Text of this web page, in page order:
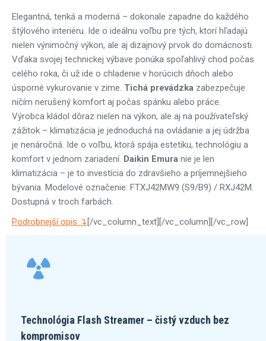
Elegantná, tenká a moderná – dokonale zapadne do každého
štýlového interiéru. Ide o ideálnu voľbu pre tých, ktorí hľadajú
nielen výnimočný výkon, ale aj dizajnový prvok do domácnosti.
Vďaka svojej technickej výbave ponúka spoľahlivý chod počas
celého roka, či už ide o chladenie v horúcich dňoch alebo
úsporné vykurovanie v zime. Tichá prevádzka zabezpečuje
ničím nerušený komfort aj počas spánku alebo práce.
Výrobca kládol dôraz nielen na výkon, ale aj na používateľský
zážitok – klimatizácia je jednoduchá na ovládanie a jej údržba
je nenáročná. Ide o voľbu, ktorá spája estetiku, technológiu a
komfort v jednom zariadení. Daikin Emura nie je len
klimatizácia – je to investícia do zdravšieho a príjemnejšieho
bývania. Modelové označenie: FTXJ42MW9 (S9/B9) / RXJ42M.
Dostupná v troch farbách.
Podrobnejší opis ↴[/vc_column_text][/vc_column][/vc_row]
Technológia Flash Streamer – čistý vzduch bez
kompromisov